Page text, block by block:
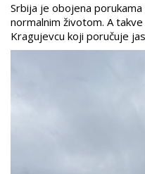
Srbija je obojena
normalnim životom. A
Kragujevcu koji poručuje